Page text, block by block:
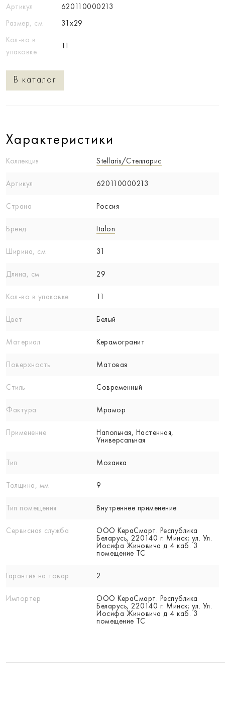
Артикул
620110000213
Размер, см
31x29
Кол-во в
упаковке
11
В каталог
Характеристики
Коллекция Stellaris/Стелларис
Артикул 620110000213
Страна Россия
Бренд Italon
Ширина, см 31
Длина, см 29
Кол-вo в упаковке 11
Цвет Белый
Материал Керамогранит
Поверхность Матовая
Стиль Современный
Фактура Мрамор
Применение
Напольная, Настенная,
Универсальная
Тип Мозаика
Толщина, мм 9
Тип помещения Внутреннее применение
Сервисная служба
ООО КераСмарт. Республика
Беларусь, 220140 г. Минск; ул. Ул.
Иосифа Жиновича д 4 каб. 3
помещение ТС
Гарантия на товар 2
Импортер
ООО КераСмарт. Республика
Беларусь, 220140 г. Минск; ул. Ул.
Иосифа Жиновича д 4 каб. 3
помещение ТС